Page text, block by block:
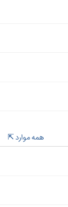
همه موارد